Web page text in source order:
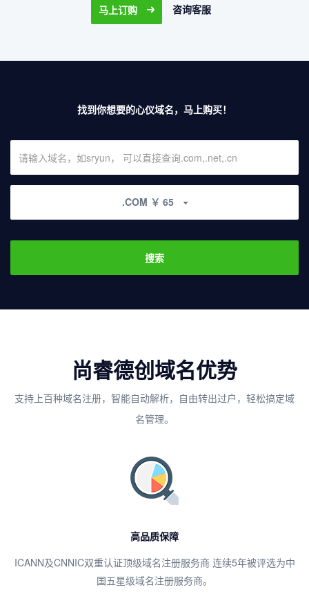
马上订购 咨询客服
找到你想要的心仪域名，马上购买！
.COM ￥ 65
搜索
尚睿德创域名优势
支持上百种域名注册，智能自动解析，自由转出过户，轻松搞定域
名管理。
高品质保障
ICANN及CNNIC双重认证顶级域名注册服务商 连续5年被评选为中
国五星级域名注册服务商。